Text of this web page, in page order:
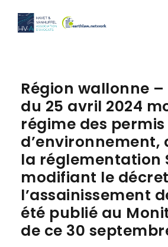
Région wallonne –
du 25 avril 2024
régime des permis
la réglementation
modifiant le
l’assainissement
été publié au
de ce 30